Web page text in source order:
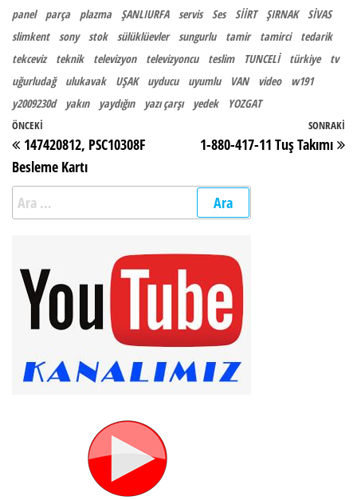
panel
parça plazma ŞANLIURFA servis Ses SİİRT ŞIRNAK
SİVAS
slimkent
sony stok sülüklüevler sungurlu tamir tamirci
tedarik
tekceviz
teknik televizyon televizyoncu teslim TUNCELİ türkiye
tv
uğurludağ
ulukavak UŞAK uyducu uyumlu VAN video
w191
y2009230d
yakın yaydığın yazı çarşı yedek YOZGAT
Yazı gezinmesi
Önceki Yazı
ÖNCEKI
147420812, PSC10308F
Besleme Kartı
SONRAKI
1-880-417-11 Tuş Takımı
Arama: